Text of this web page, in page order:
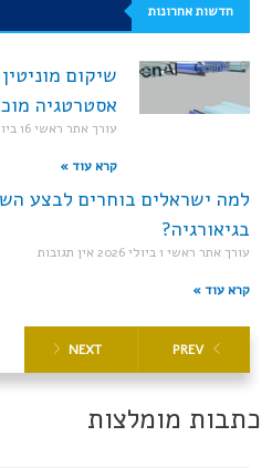
חדשות אחרונות
שיקום
אסטרטגיה
עורך אתר ראשי16 ביולי 2026
קרא עוד »
למה ישראלים בוחרים לבצע
בגיאורגיה?
עורך אתר ראשי 1 ביולי 2026 אין תגובות
קרא עוד »
PREV
NEXT
כתבות מומלצות